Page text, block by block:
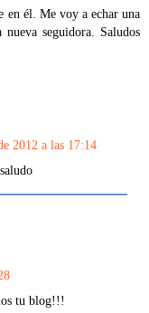
en él. Me voy a echar una
seguidora. Saludos
2012 a las 17:14
tu blog!!!